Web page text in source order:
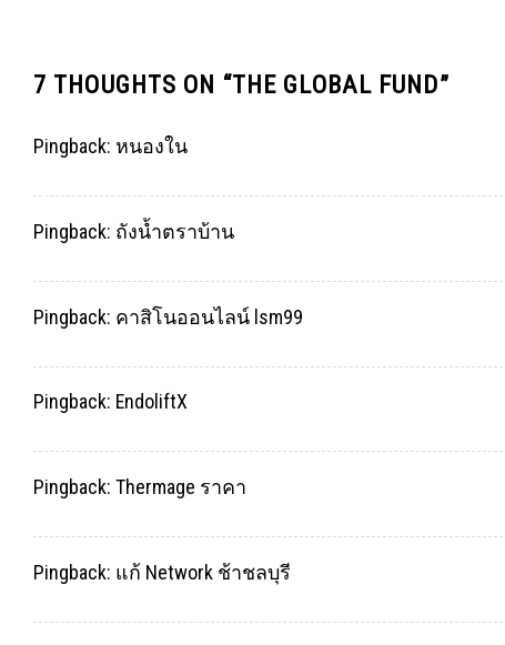
7 THOUGHTS ON “THE GLOBAL FUND”
Pingback: หนองใน
Pingback: ถังน้ำตราบ้าน
Pingback: คาสิโนออนไลน์ lsm99
Pingback: EndoliftX
Pingback: Thermage ราคา
Pingback: แก้ Network ช้าชลบุรี